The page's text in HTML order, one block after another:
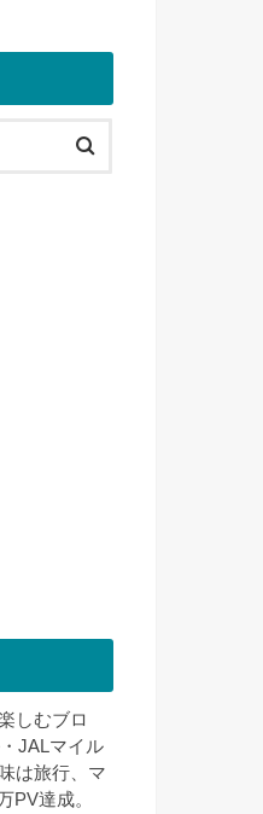
しむブロ
JALマイル
は旅行、マ
PV達成。